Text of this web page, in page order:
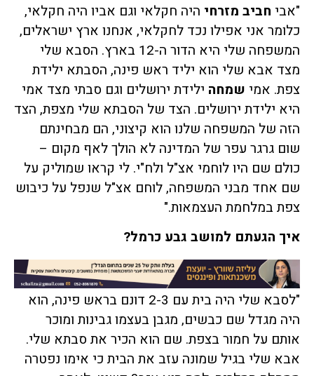
"אבי חביב מזרחי היה חקלאי וגם אביו היה חקלאי,
כלומר אני אפילו נכד לחקלאי, אנחנו ארץ ישראלים,
המשפחה שלי היא הדור ה-12 בארץ. הסבא שלי
מצד אבא שלי הוא יליד ראש פינה, הסבתא ילידת
צפת. אמי שמחה ילידת ירושלים וגם סבתי מצד אמי
היא ילידת ירושלים. הצד של הסבתא שלי מצפת, הצד
הזה של המשפחה שלנו הוא קיצוני, הם מבחינתם
שום גרגר עפר של המדינה לא הולך לאף מקום –
כולם שם היו לוחמי אצ"ל ולח"י. לי קראו שמוליק על
שם אחד מבני המשפחה, לוחם אצ"ל שנפל על כיבוש
צפת במלחמת העצמאות."
איך הגעתם למושב גבע כרמל?
"לסבא שלי היה בית עם 2-3 דונם בראש פינה, הוא
היה מגדל שם כבשים, מגבן בעצמו גבינות ומוכר
אותם על חמור בצפת. שם הוא הכיר את סבתא שלי.
אבא שלי בגיל שמונה עזב את הבית כי אימו נפטרה